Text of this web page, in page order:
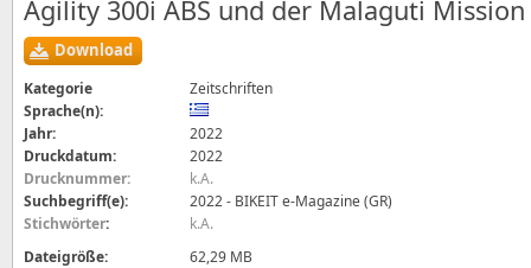
Agility 300i ABS und der Malaguti Mission
Download
Kategorie
Zeitschriften
Sprache(n):
Jahr:
2022
Druckdatum:
2022
Drucknummer:
k.A.
Suchbegriff(e):
2022 - BIKEIT e-Magazine (GR)
Stichwörter:
k.A.
Dateigröße:
62,29 MB